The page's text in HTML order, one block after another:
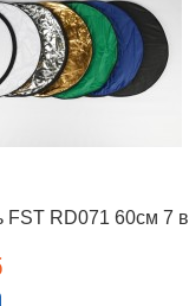
FST RD071 60см 7 в